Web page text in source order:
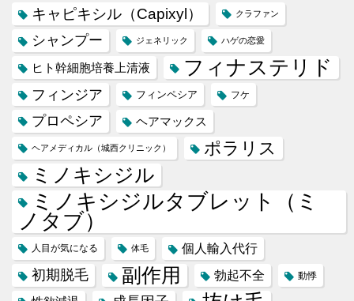
キャピキシル（Capixyl） クラファン
シャンプー ジェネリック ハゲの恋愛
ヒト幹細胞培養上清液 フィナステリド
フィンジア フィンペシア フケ
プロペシア ヘアマックス
ヘアメディカル（城西クリニック） ポラリス
ミノキシジル
ミノキシジルタブレット（ミ
ノタブ）
人目が気になる 体毛 個人輸入代行
初期脱毛 副作用 勃起不全 動悸